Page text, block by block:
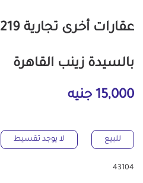
بالسيدة زينب القاهرة
15,000 جنيه
للبيع لا يوجد تقسيط
43104